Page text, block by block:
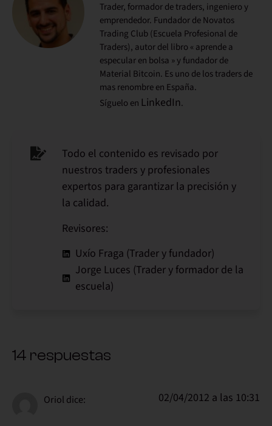
Trader, formador de traders, ingeniero y
emprendedor. Fundador de Novatos
Trading Club (Escuela Profesional de
Traders), autor del libro « aprende a
especular en bolsa » y fundador de
Material Bitcoin. Es uno de los traders de
mas renombre en España.
Síguelo en LinkedIn.
Todo el contenido es revisado por
nuestros traders y profesionales
expertos para garantizar la precisión y
la calidad.
Revisores:
Uxío Fraga (Trader y fundador)
Jorge Luces (Trader y formador de la
escuela)
14 respuestas
Oriol dice: 02/04/2012 a las 10:31